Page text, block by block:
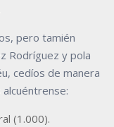
pero tamién
Rodríguez y pola
cedíos de manera
(1.000).